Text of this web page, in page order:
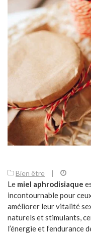
Bien être |
Le miel aphrodisiaque
incontournable pour
améliorer leur vitalité
naturels et stimulants,
l’énergie et l’endurance